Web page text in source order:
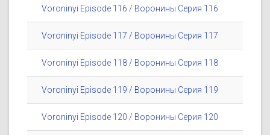
Voroninyi Episode 116 / Воронины Серия 116
Voroninyi Episode 117 / Воронины Серия 117
Voroninyi Episode 118 / Воронины Серия 118
Voroninyi Episode 119 / Воронины Серия 119
Voroninyi Episode 120 / Воронины Серия 120